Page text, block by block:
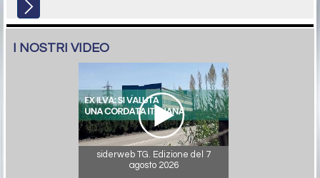
I NOSTRI VIDEO
siderweb TG. Edizione del 7
agosto 2026